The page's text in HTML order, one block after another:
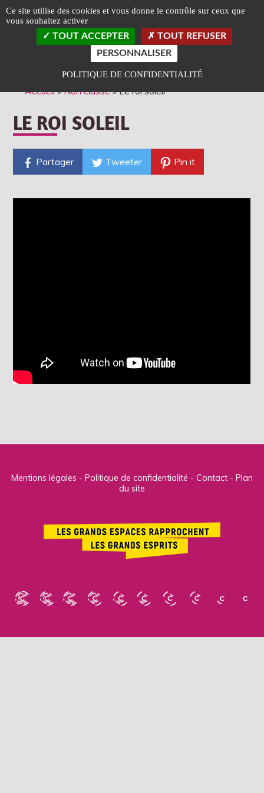
Classé Art et Essai
Label Jeune Public
Accueil»Non classé»Le roi soleil
LE ROI SOLEIL
Partager Tweeter Pin it
Mentions légales Politique de confidentialité Contact
Plan
du site
Panneau de gestion des cookies
Ce site utilise des cookies et vous donne le contrôle sur ceux que
vous souhaitez activer
TOUT ACCEPTER
TOUT REFUSER
PERSONNALISER
POLITIQUE DE CONFIDENTIALITÉ